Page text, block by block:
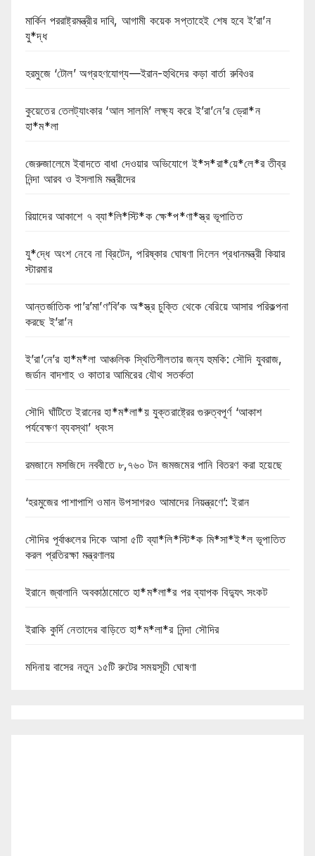
মার্কিন পররাষ্ট্রমন্ত্রীর দাবি, আগামী কয়েক সপ্তাহেই শেষ হবে ই’রা’ন
যু*দ্ধ
হরমুজে ‘টোল’ অগ্রহণযোগ্য—ইরান-হুথিদের কড়া বার্তা রুবিওর
কুয়েতের তেলট্যাংকার ‘আল সালমি’ লক্ষ্য করে ই’রা’নে’র ড্রো*ন
হা*ম*লা
জেরুজালেমে ইবাদতে বাধা দেওয়ার অভিযোগে ই*স*রা*য়ে*লে*র তীব্র
নিন্দা আরব ও ইসলামি মন্ত্রীদের
রিয়াদের আকাশে ৭ ব্যা*লি*স্টি*ক ক্ষে*প*ণা*স্ত্র ভূপাতিত
যু*দ্ধে অংশ নেবে না ব্রিটেন, পরিষ্কার ঘোষণা দিলেন প্রধানমন্ত্রী কিয়ার
স্টারমার
আন্তর্জাতিক পা’র’মা’ণ’বি’ক অ*স্ত্র চুক্তি থেকে বেরিয়ে আসার পরিকল্পনা
করছে ই’রা’ন
ই’রা’নে’র হা*ম*লা আঞ্চলিক স্থিতিশীলতার জন্য হুমকি: সৌদি যুবরাজ,
জর্ডান বাদশাহ ও কাতার আমিরের যৌথ সতর্কতা
সৌদি ঘাঁটিতে ইরানের হা*ম*লা*য় যুক্তরাষ্ট্রের গুরুত্বপূর্ণ ‘আকাশ
পর্যবেক্ষণ ব্যবস্থা’ ধ্বংস
রমজানে মসজিদে নববীতে ৮,৭৬০ টন জমজমের পানি বিতরণ করা হয়েছে
‘হরমুজের পাশাপাশি ওমান উপসাগরও আমাদের নিয়ন্ত্রণে’: ইরান
সৌদির পূর্বাঞ্চলের দিকে আসা ৫টি ব্যা*লি*স্টি*ক মি*সা*ই*ল ভূপাতিত
করল প্রতিরক্ষা মন্ত্রণালয়
ইরানে জ্বালানি অবকাঠামোতে হা*ম*লা*র পর ব্যাপক বিদ্যুৎ সংকট
ইরাকি কুর্দি নেতাদের বাড়িতে হা*ম*লা*র নিন্দা সৌদির
মদিনায় বাসের নতুন ১৫টি রুটের সময়সূচী ঘোষণা